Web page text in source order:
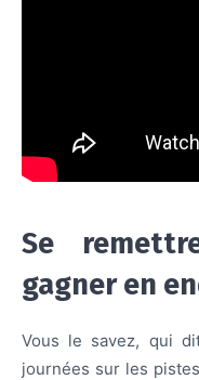
Se
gagner en
Vous le savez, qui
journées sur les